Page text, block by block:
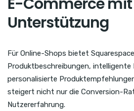
Unterstützung
Für Online-Shops bietet
Produktbeschreibungen, intelligente
personalisierte
steigert nicht nur die Conversion-
Nutzererfahrung.